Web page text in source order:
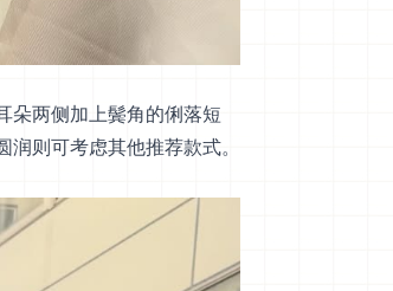
朵两侧加上鬓角的俐落短
则可考虑其他推荐款式。